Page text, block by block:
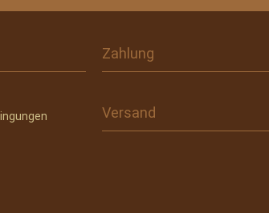
Zahlung
Versand